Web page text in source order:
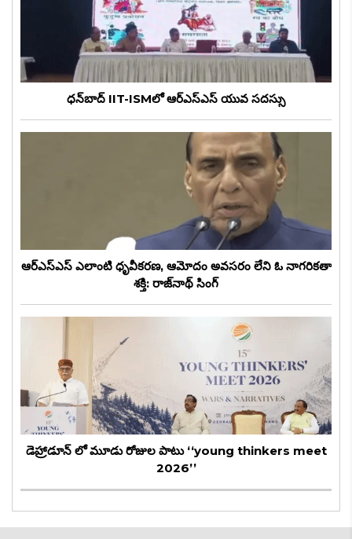
ధన్‌బాద్‌ IIT-ISMలో ఆర్ఎస్ఎస్ యువ సదస్సు
ఆర్ఎస్ఎస్ ఎలాంటి ధృవీకరణ, ఆమోదం అవసరం లేని ఓ నాగరికతా
శక్తి: రాజ్‌నాథ్ సింగ్
డెహ్రాడూన్ లో మూడు రోజుల పాటు ‘‘young thinkers meet
2026’’